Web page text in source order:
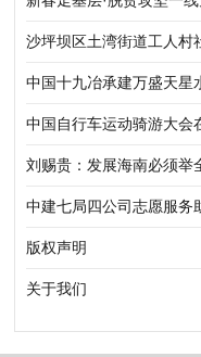
沙坪坝区土湾街道工人村
然”主题参观学习活动
中国十九冶承建万盛天星
中国自行车运动骑游大会
促协同
刘赐贵：发展海南必须举
中建七局四公司志愿服务
版权声明
关于我们